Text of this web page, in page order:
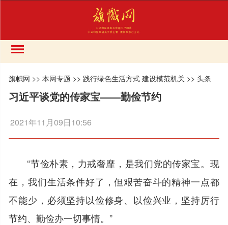
旗帜网 >>本网专题 >> 践行绿色生活方式 建设模范机关 >>头条
习近平谈党的传家宝——勤俭节约
2021年11月09日10:56
“节俭朴素，力戒奢靡，是我们党的传家宝。现
在，我们生活条件好了，但艰苦奋斗的精神一点都
不能少，必须坚持以俭修身、以俭兴业，坚持厉行
节约、勤俭办一切事情。”